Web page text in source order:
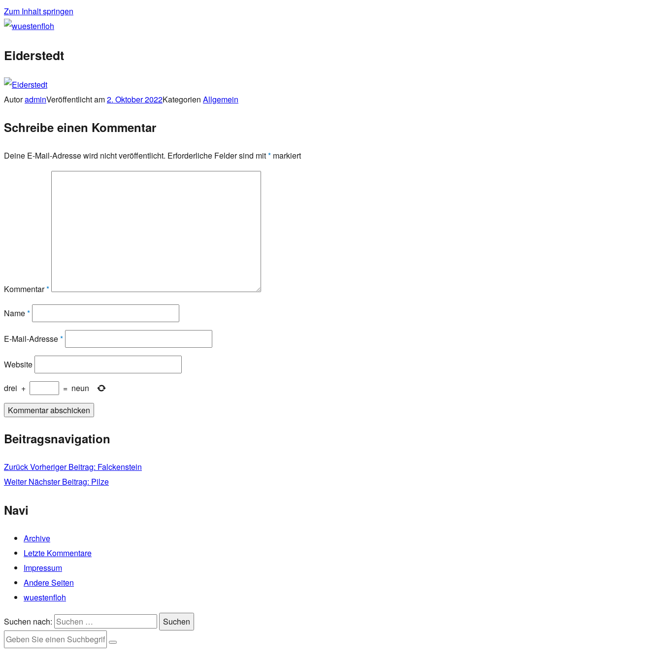
Zum Inhalt springen
wuestenfloh
Eiderstedt
AutoradminVeröffentlicht am2. Oktober 2022Kategorien Allgemein
Schreibe einen Kommentar
Deine E-Mail-Adresse wird nicht veröffentlicht. Erforderliche Felder sind mit* markiert
Kommentar*
Name*
E-Mail-Adresse*
Website
drei + = neun
Beitragsnavigation
ZurückVorheriger Beitrag: Falckenstein
Weiter Nächster Beitrag: Pilze
Navi
Archive
Letzte Kommentare
Impressum
Andere Seiten
wuestenfloh
Suchen nach: Suchen